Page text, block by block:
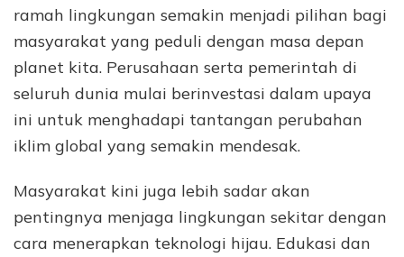
ramah lingkungan semakin menjadi pilihan bagi
masyarakat yang peduli dengan masa depan
planet kita. Perusahaan serta pemerintah di
seluruh dunia mulai berinvestasi dalam upaya
ini untuk menghadapi tantangan perubahan
iklim global yang semakin mendesak.
Masyarakat kini juga lebih sadar akan
pentingnya menjaga lingkungan sekitar dengan
cara menerapkan teknologi hijau. Edukasi dan